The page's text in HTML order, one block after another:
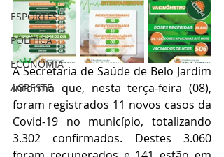
ESPORTES
POLÍTICA
ECONOMIA
AGRESTE
A Secretaria de Saúde de Belo Jardim
informa que, nesta terça-feira (08),
foram registrados 11 novos casos da
Covid-19 no município, totalizando
3.302 confirmados. Destes 3.060